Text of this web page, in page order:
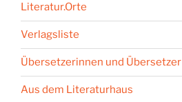
Literatur.Orte
Verlagsliste
Übersetzerinnen und Übersetzer
Aus dem Literaturhaus